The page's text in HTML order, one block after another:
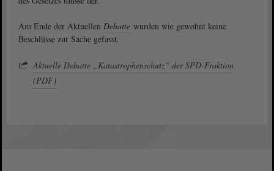
Am Ende der Aktuellen Debatte wurden wie gewohnt keine
Beschlüsse zur Sache gefasst.
Aktuelle Debatte „Katastrophenschutz“ der SPD-Fraktion
(PDF)